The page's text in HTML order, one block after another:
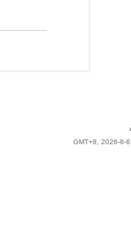
GMT+8, 2026-8-6